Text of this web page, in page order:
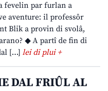
fevelin par furlan a
aventure: il professôr
Blik a provin di svolâ,
◆ A partî de fin di
[…] lei di plui +
DAL FRIÛL AL